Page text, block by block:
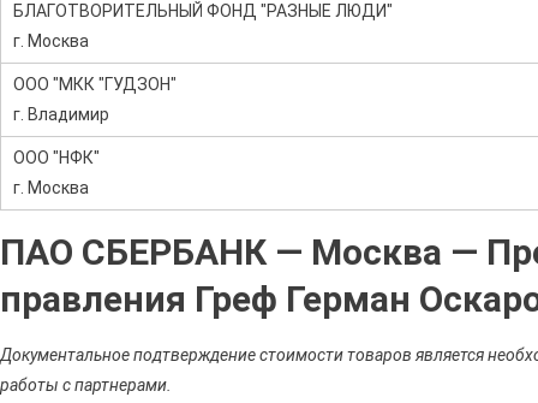
БЛАГОТВОРИТЕЛЬНЫЙ ФОНД "РАЗНЫЕ ЛЮДИ"
г. Москва
ООО "МКК "ГУДЗОН"
г. Владимир
ООО "НФК"
г. Москва
ПАО СБЕРБАНК — Москва —
правления Греф Герман
Документальное подтверждение стоимости товаров является
работы с партнерами.